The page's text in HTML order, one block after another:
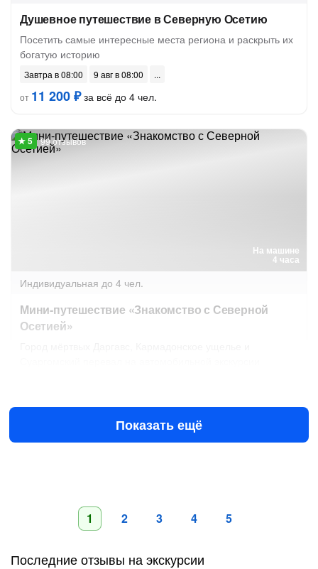
Душевное путешествие в Северную Осетию
Посетить самые интересные места региона и раскрыть их
богатую историю
Завтра в 08:00
9 авг в 08:00
от 11 200 ₽за всё до 4 чел.
На машине
4 часа
99 отзывов
Индивидуальная до 4 чел.
Мини-путешествие «Знакомство с Северной
Осетией»
7900 ₽за всё до 4 чел.
Показать ещё
1 2 3 4 5
Последние отзывы на экскурсии